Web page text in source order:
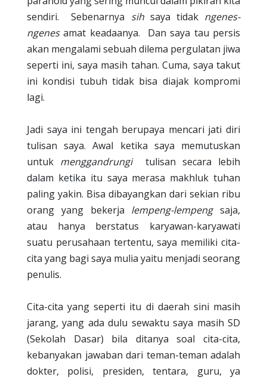
sendiri.
Sebenarnya sihsaya tidak ngenes-
ngenesamat keadaanya.
Dan saya tau persis
akan mengalami sebuah dilema pergulatan jiwa
seperti ini, saya masih tahan. Cuma, saya takut
ini kondisi tubuh tidak bisa diajak kompromi
lagi.
Jadi saya ini tengah berupaya mencari jati diri
tulisan saya. Awal ketika saya memutuskan
untuk menggandrungi
tulisan secara lebih
dalam ketika itu saya merasa makhluk tuhan
paling yakin. Bisa dibayangkan dari sekian ribu
orang yang bekerja lempeng-lempengsaja,
atau hanya berstatus karyawan-karyawati
suatu perusahaan tertentu, saya memiliki cita-
cita yang bagi saya mulia yaitu menjadi seorang
penulis.
Cita-cita yang seperti itu di daerah sini masih
jarang, yang ada dulu sewaktu saya masih SD
(Sekolah Dasar) bila ditanya soal cita-cita,
kebanyakan jawaban dari teman-teman adalah
dokter, polisi, presiden, tentara, guru, ya